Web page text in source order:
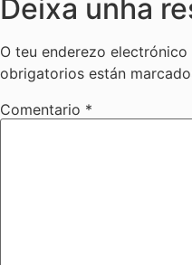
Deixa unha
O teu enderezo
obrigatorios están
Comentario *